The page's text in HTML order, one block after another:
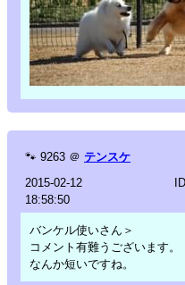
🐾 9263 ＠ テンスケ
2015-02-12
18:58:50
バンケル使いさん＞
コメント有難うございます。
なんか短いですね。